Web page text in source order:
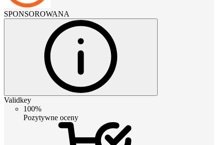
SPONSOROWANA
Validkey
100%
Pozytywne oceny